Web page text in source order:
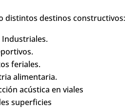
distintos destinos constructivos:
Industriales.
feriales.
alimentaria.
acústica en viales
superficies